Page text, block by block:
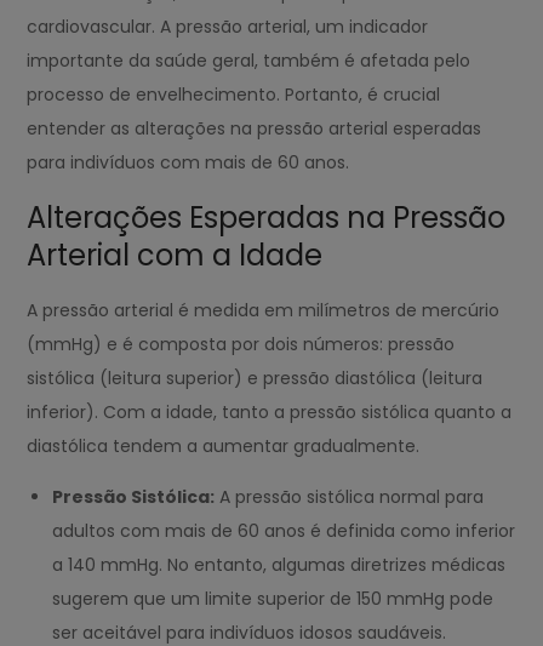
cardiovascular. A pressão arterial, um indicador
importante da saúde geral, também é afetada pelo
processo de envelhecimento. Portanto, é crucial
entender as alterações na pressão arterial esperadas
para indivíduos com mais de 60 anos.
Alterações Esperadas na Pressão
Arterial com a Idade
A pressão arterial é medida em milímetros de mercúrio
(mmHg) e é composta por dois números: pressão
sistólica (leitura superior) e pressão diastólica (leitura
inferior). Com a idade, tanto a pressão sistólica quanto a
diastólica tendem a aumentar gradualmente.
Pressão Sistólica: A pressão sistólica normal para
adultos com mais de 60 anos é definida como inferior
a 140 mmHg. No entanto, algumas diretrizes médicas
sugerem que um limite superior de 150 mmHg pode
ser aceitável para indivíduos idosos saudáveis.